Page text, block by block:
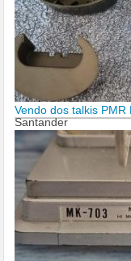
Vendo dos talkis PMR
Santander